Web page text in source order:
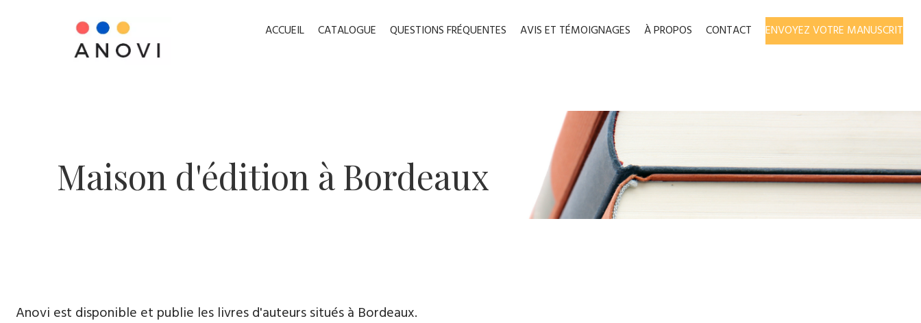
ACCUEIL CATALOGUE QUESTIONS FRÉQUENTES AVIS ET TÉMOIGNAGES À PROPOS CONTACT ENVOYEZ VOTRE MANUSCRIT
​Maison d'édition à B​ordeaux
​Anovi est disponible et publie les livres d'auteurs situés à Bordeaux.